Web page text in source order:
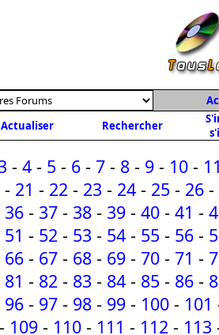
Actualiser Rechercher
- 4 - 5 - 6 - 7 - 8 - 9 - 10 -
- 21 - 22 - 23 - 24 - 25 - 26 -
36 - 37 - 38 - 39 - 40 - 41 -
51 - 52 - 53 - 54 - 55 - 56 -
66 - 67 - 68 - 69 - 70 - 71 -
81 - 82 - 83 - 84 - 85 - 86 -
96 - 97 - 98 - 99 - 100 - 101
- 109 - 110 - 111 - 112 - 113